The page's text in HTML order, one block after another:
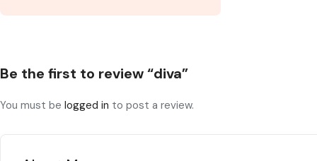
Be the first to review “diva”
You must be logged in to post a review.